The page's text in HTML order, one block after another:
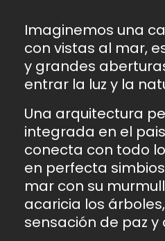
Imaginemos una
con vistas al mar,
y grandes
entrar la luz y la
Una arquitectura
integrada en el
conecta con todo
en perfecta
mar con su
acaricia los
sensación de paz